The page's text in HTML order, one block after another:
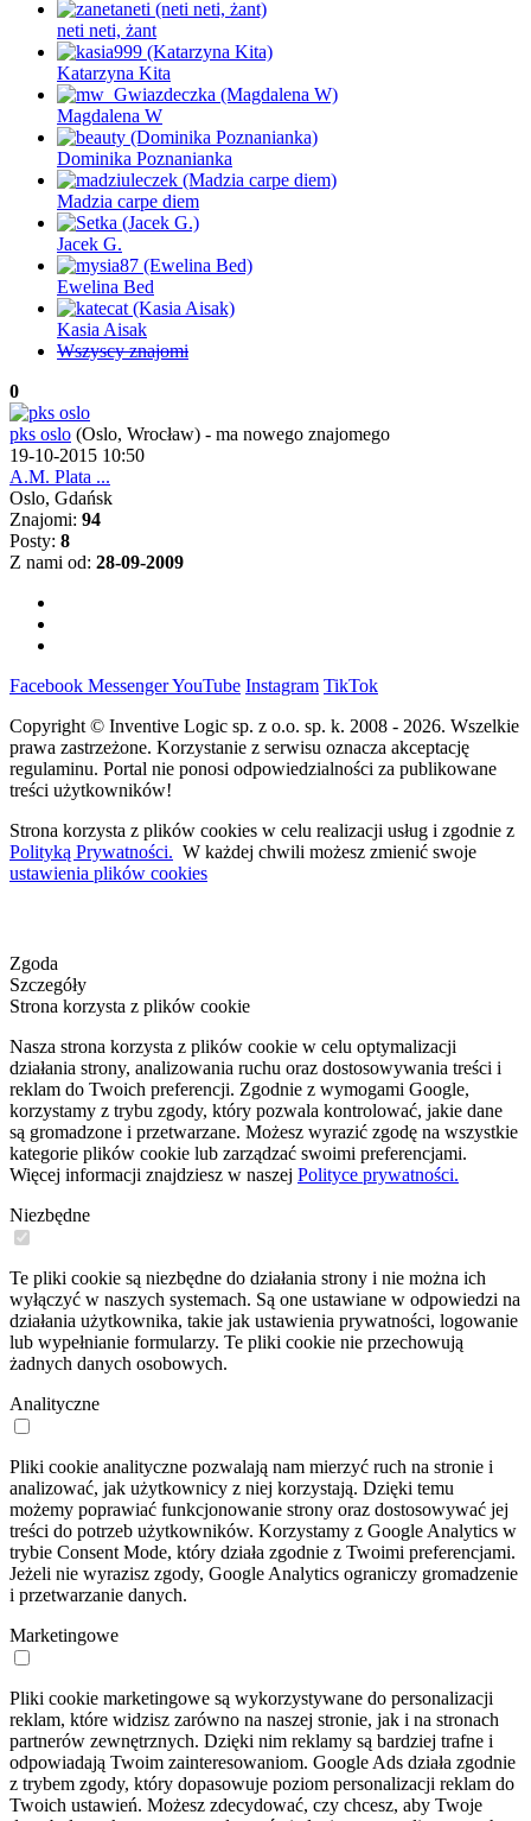
neti neti, żant
Katarzyna Kita
Magdalena W
Dominika Poznanianka
Madzia carpe diem
Jacek G.
Ewelina Bed
Kasia Aisak
Wszyscy znajomi
0
pks oslo (Oslo, Wrocław) - ma nowego znajomego
19-10-2015 10:50
A.M. Plata ...
Oslo, Gdańsk
Znajomi: 94
Posty: 8
Z nami od: 28-09-2009
Facebook MessengerYouTube Instagram TikTok
Copyright © Inventive Logic sp. z o.o. sp. k. 2008 - 2026. Wszelkie
prawa zastrzeżone. Korzystanie z serwisu oznacza akceptację
regulaminu. Portal nie ponosi odpowiedzialności za publikowane
treści użytkowników!
Strona korzysta z plików cookies w celu realizacji usług i zgodnie z
Polityką Prywatności. W każdej chwili możesz zmienić swoje
ustawienia plików cookies
Zgoda
Szczegóły
Strona korzysta z plików cookie
Nasza strona korzysta z plików cookie w celu optymalizacji
działania strony, analizowania ruchu oraz dostosowywania treści i
reklam do Twoich preferencji. Zgodnie z wymogami Google,
korzystamy z trybu zgody, który pozwala kontrolować, jakie dane
są gromadzone i przetwarzane. Możesz wyrazić zgodę na wszystkie
kategorie plików cookie lub zarządzać swoimi preferencjami.
Więcej informacji znajdziesz w naszej Polityce prywatności.
Niezbędne
Te pliki cookie są niezbędne do działania strony i nie można ich
wyłączyć w naszych systemach. Są one ustawiane w odpowiedzi na
działania użytkownika, takie jak ustawienia prywatności, logowanie
lub wypełnianie formularzy. Te pliki cookie nie przechowują
żadnych danych osobowych.
Analityczne
Pliki cookie analityczne pozwalają nam mierzyć ruch na stronie i
analizować, jak użytkownicy z niej korzystają. Dzięki temu
możemy poprawiać funkcjonowanie strony oraz dostosowywać jej
treści do potrzeb użytkowników. Korzystamy z Google Analytics w
trybie Consent Mode, który działa zgodnie z Twoimi preferencjami.
Jeżeli nie wyrazisz zgody, Google Analytics ograniczy gromadzenie
i przetwarzanie danych.
Marketingowe
Pliki cookie marketingowe są wykorzystywane do personalizacji
reklam, które widzisz zarówno na naszej stronie, jak i na stronach
partnerów zewnętrznych. Dzięki nim reklamy są bardziej trafne i
odpowiadają Twoim zainteresowaniom. Google Ads działa zgodnie
z trybem zgody, który dopasowuje poziom personalizacji reklam do
Twoich ustawień. Możesz zdecydować, czy chcesz, aby Twoje